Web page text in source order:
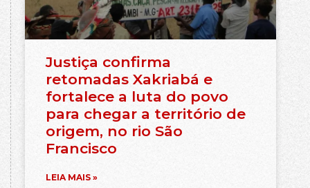
Justiça confirma
retomadas Xakriabá e
fortalece a luta do povo
para chegar a território de
origem, no rio São
Francisco
LEIA MAIS »